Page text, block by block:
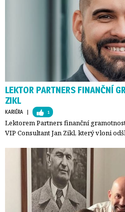
LEKTOR PARTNERS FINANČNÍ
ZIKL
KARIÉRA | 1
Lektorem Partners finanční
VIP Consultant Jan Zikl, který vloni